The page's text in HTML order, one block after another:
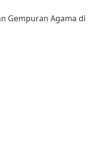
Gempuran Agama di